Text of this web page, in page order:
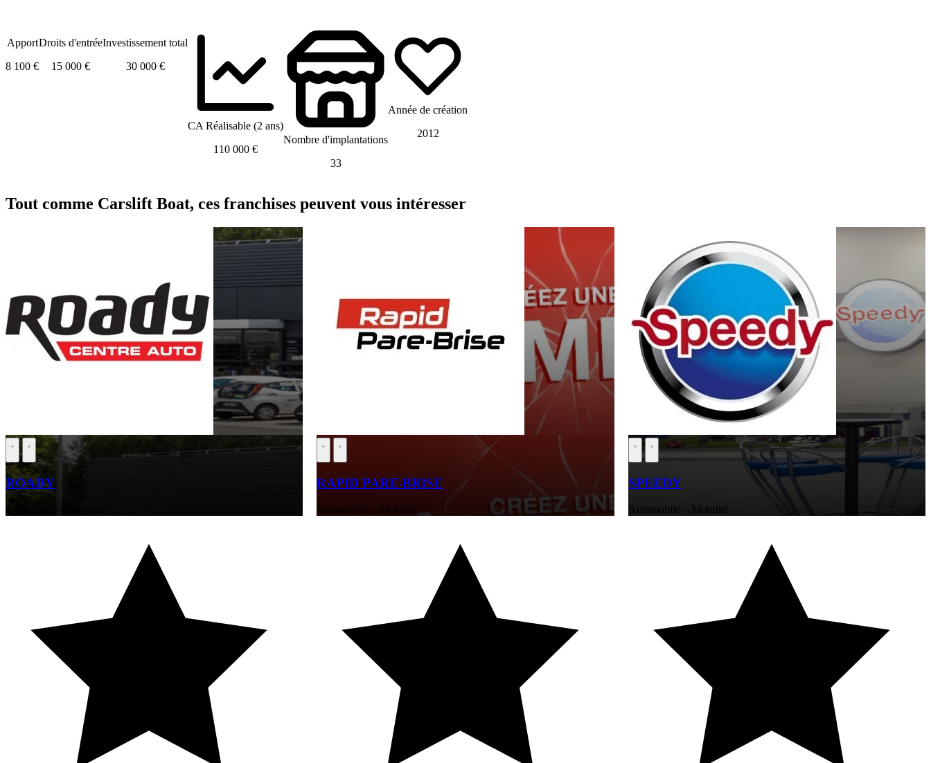
Apport
8 100 €
Droits d'entrée
15 000 €
Investissement total
30 000 €
CA Réalisable (2 ans)
110 000 €
Nombre d'implantations
33
Année de création
2012
Tout comme Carslift Boat, ces franchises peuvent vous intéresser
ROADY
Automobile – Mobilité
RAPID PARE-BRISE
Automobile – Mobilité
SPEEDY
Automobile – Mobilité